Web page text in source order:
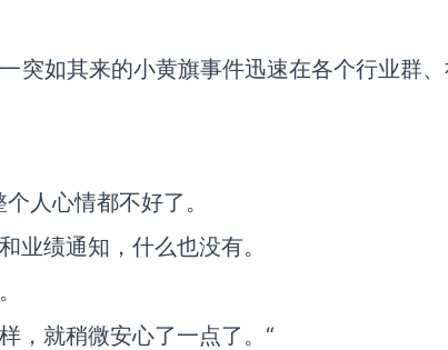
突如其来的小黄旗事件迅速在各个行业群
人心情都不好了。
绩通知，什么也没有。
，就稍微安心了一点了。“